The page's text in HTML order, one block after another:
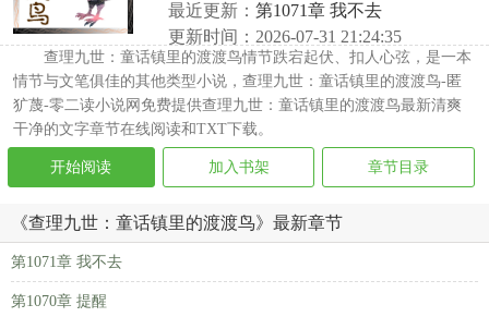
最近更新： 第1071章 我不去
更新时间：2026-07-31 21:24:35
查理九世：童话镇里的渡渡鸟情节跌宕起伏、扣人心弦，是一本
情节与文笔俱佳的其他类型小说，查理九世：童话镇里的渡渡鸟-匿
犷蔑-零二读小说网免费提供查理九世：童话镇里的渡渡鸟最新清爽
干净的文字章节在线阅读和TXT下载。
开始阅读 加入书架 章节目录
《查理九世：童话镇里的渡渡鸟》最新章节
第1071章 我不去
第1070章 提醒